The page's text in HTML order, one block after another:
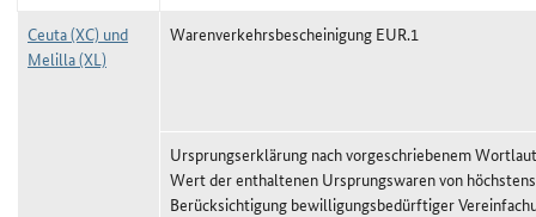
Ceuta (XC) und
Melilla (XL)
Warenverkehrsbescheinigung EUR.1
Ursprungserklärung nach vorgeschriebenem
Wert der enthaltenen Ursprungswaren von
Berücksichtigung bewilligungsbedürftiger